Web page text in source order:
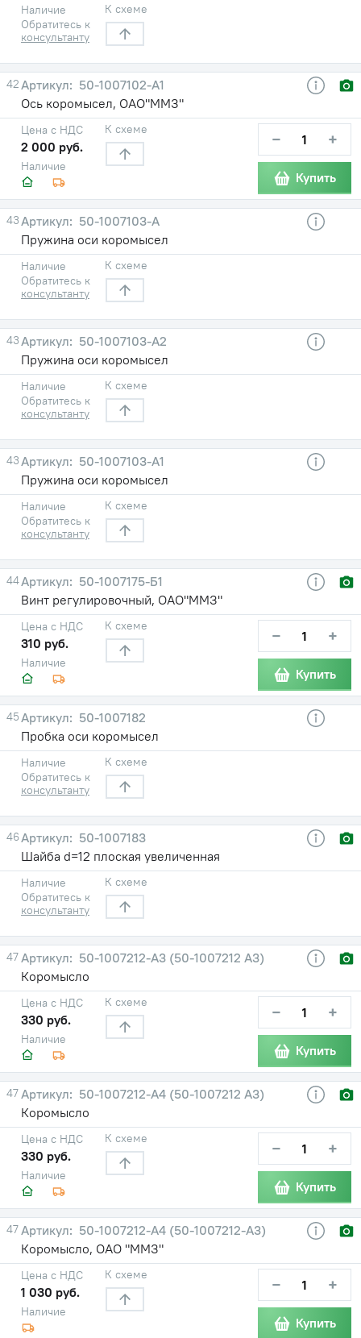
Наличие
Обратитесь к
консультанту
К схеме
42
50-1007102-А1
Ось коромысел, ОАО"ММЗ"
Наличие
Цена с НДС
2 000 руб.
К схеме − +
Купить
43
50-1007103-А
Пружина оси коромысел
Наличие
Обратитесь к
консультанту
К схеме
43
50-1007103-А2
Пружина оси коромысел
Наличие
Обратитесь к
консультанту
К схеме
43
50-1007103-А1
Пружина оси коромысел
Наличие
Обратитесь к
консультанту
К схеме
44
50-1007175-Б1
Винт регулировочный, ОАО"ММЗ"
Наличие
Цена с НДС
310 руб.
К схеме − +
Купить
45
50-1007182
Пробка оси коромысел
Наличие
Обратитесь к
консультанту
К схеме
46
50-1007183
Шайба d=12 плоская увеличенная
Наличие
Обратитесь к
консультанту
К схеме
47
50-1007212-А3 (50-1007212 А3)
Коромысло
Наличие
Цена с НДС
330 руб.
К схеме − +
Купить
47
50-1007212-А4 (50-1007212 А3)
Коромысло
Наличие
Цена с НДС
330 руб.
К схеме − +
Купить
47
50-1007212-А4 (50-1007212-А3)
Коромысло, ОАО "ММЗ"
Наличие
Цена с НДС
1 030 руб.
К схеме − +
Купить